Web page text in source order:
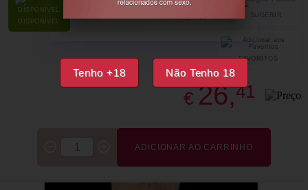
Tenho +18 Não Tenho 18
DISPONÍVEL
SUGERIR
PARTILHAR
FAVORITOS
€ 26,41
ADICIONAR AO CARRINHO